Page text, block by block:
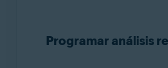
Programar análisis